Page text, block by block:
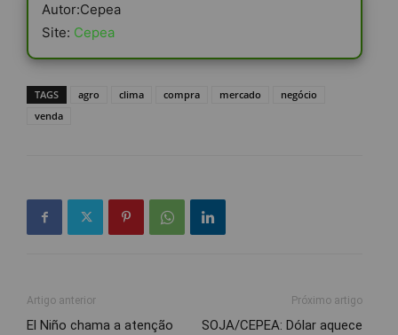
Autor:Cepea
Site: Cepea
TAGS agro clima compra mercado
negócio
venda
Artigo anterior
El Niño chama a atenção
Próximo artigo
SOJA/CEPEA: Dólar aquece